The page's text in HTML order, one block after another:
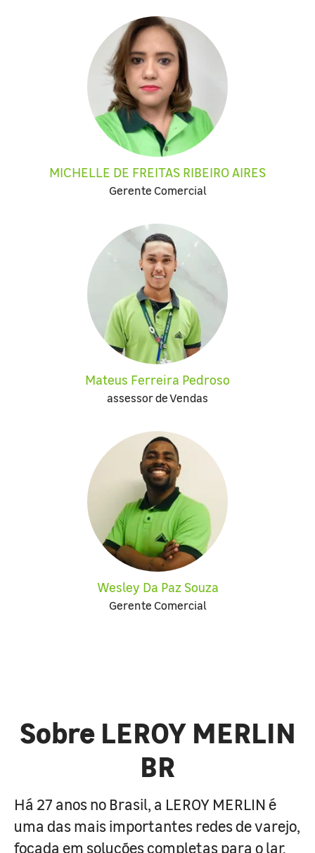
MICHELLE DE FREITAS RIBEIRO AIRES
Gerente Comercial
Mateus Ferreira Pedroso
assessor de Vendas
Wesley Da Paz Souza
Gerente Comercial
Sobre LEROY MERLIN
BR
Há 27 anos no Brasil, a LEROY MERLIN é
uma das mais importantes redes de varejo,
focada em soluções completas para o lar.